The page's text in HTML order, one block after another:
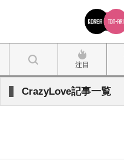
注目
CrazyLove記事一覧